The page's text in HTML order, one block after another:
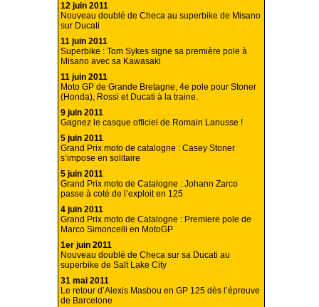
12 juin 2011
Nouveau doublé de Checa au superbike de Misano
sur Ducati
11 juin 2011
Superbike : Tom Sykes signe sa première pole à
Misano avec sa Kawasaki
11 juin 2011
Moto GP de Grande Bretagne, 4e pole pour Stoner
(Honda), Rossi et Ducati à la traine.
9 juin 2011
Gagnez le casque officiel de Romain Lanusse !
5 juin 2011
Grand Prix moto de catalogne : Casey Stoner
s’impose en solitaire
5 juin 2011
Grand Prix moto de Catalogne : Johann Zarco
passe à coté de l’exploit en 125
4 juin 2011
Grand Prix moto de Catalogne : Premiere pole de
Marco Simoncelli en MotoGP
1er juin 2011
Nouveau doublé de Checa sur sa Ducati au
superbike de Salt Lake City
31 mai 2011
Le retour d’Alexis Masbou en GP 125 dès l’épreuve
de Barcelone